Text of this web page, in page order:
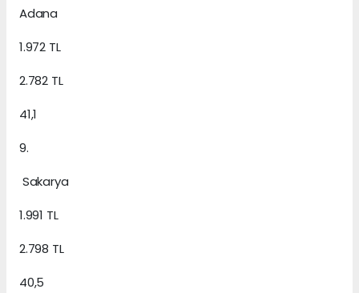
Adana
1.972 TL
2.782 TL
41,1
9.
Sakarya
1.991 TL
2.798 TL
40,5